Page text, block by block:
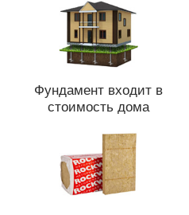
Фундамент входит в
стоимость дома